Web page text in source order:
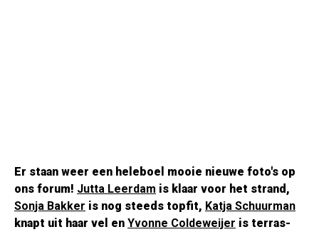
Er staan weer een heleboel mooie nieuwe foto's op
ons forum! Jutta Leerdam is klaar voor het strand,
Sonja Bakker is nog steeds topfit, Katja Schuurman
knapt uit haar vel en Yvonne Coldeweijer is terras-